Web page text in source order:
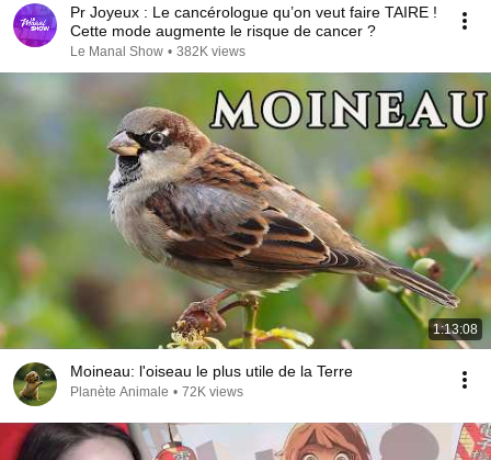
Pr Joyeux : Le cancérologue qu’on veut faire TAIRE !
Cette mode augmente le risque de cancer ?
Le Manal Show • 382K views
1:13:08
Moineau: l'oiseau le plus utile de la Terre
Planète Animale • 72K views